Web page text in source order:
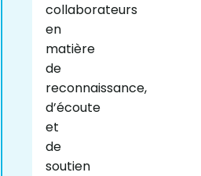
collaborateurs
en
matière
de
reconnaissance,
d’écoute
et
de
soutien